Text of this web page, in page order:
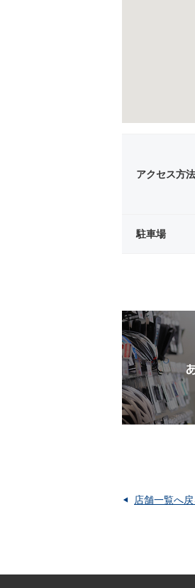
アクセス方法
駐車場
店舗一覧へ戻